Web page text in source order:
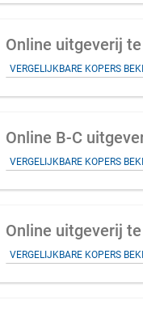
Online uitgeverij
VERGELIJKBARE KOPERS
Online B-C
VERGELIJKBARE KOPERS
Online uitgeverij
VERGELIJKBARE KOPERS